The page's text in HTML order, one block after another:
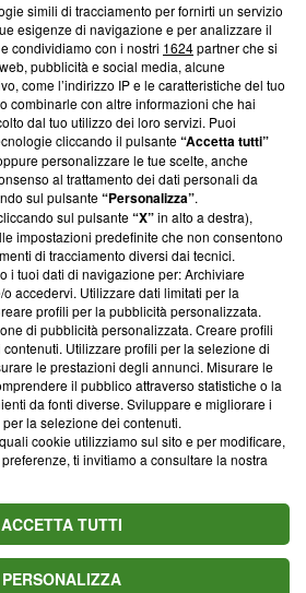
trasparenti su Blasting
editoriali e su come ci impegniamo a
afferma la nostra aderenza a
Integrity’Blasting News non è
ma ha richiesto di farne
ha ancora effettuato una verifica di
Via Carlo Frasca, 3 - 6900
+39 0690258937
simili di tracciamento per fornirti un servizio
esigenze di navigazione e per analizzare il
condividiamo con i nostri 1624partner che si
pubblicità e social media, alcune
come l’indirizzo IP e le caratteristiche del tuo
combinarle con altre informazioni che hai
dal tuo utilizzo dei loro servizi. Puoi
cliccando il pulsante“Accetta tutti”
personalizzare le tue scelte, anche
al trattamento dei dati personali da
sul pulsante“Personalizza”.
sul pulsante“X”in alto a destra),
impostazioni predefinite che non consentono
di tracciamento diversi dai tecnici.
i tuoi dati di navigazione per: Archiviare
accedervi. Utilizzare dati limitati per la
profili per la pubblicità personalizzata.
di pubblicità personalizzata. Creare profili
Utilizzare profili per la selezione di
le prestazioni degli annunci. Misurare le
il pubblico attraverso statistiche o la
da fonti diverse. Sviluppare e migliorare i
la selezione dei contenuti.
cookie utilizziamo sul sito e per modificare,
ti invitiamo a consultare la nostra
ACCETTA TUTTI
PERSONALIZZA